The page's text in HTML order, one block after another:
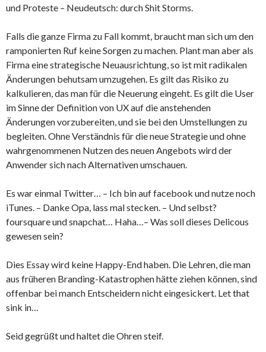
und Proteste – Neudeutsch: durch Shit Storms.
Falls die ganze Firma zu Fall kommt, braucht man sich um den
ramponierten Ruf keine Sorgen zu machen. Plant man aber als
Firma eine strategische Neuausrichtung, so ist mit radikalen
Änderungen behutsam umzugehen. Es gilt das Risiko zu
kalkulieren, das man für die Neuerung eingeht. Es gilt die User
im Sinne der Definition von UX auf die anstehenden
Änderungen vorzubereiten, und sie bei den Umstellungen zu
begleiten. Ohne Verständnis für die neue Strategie und ohne
wahrgenommenen Nutzen des neuen Angebots wird der
Anwender sich nach Alternativen umschauen.
Es war einmal Twitter… – Ich bin auf facebook und nutze noch
iTunes. – Danke Opa, lass mal stecken. – Und selbst?
foursquare und snapchat… Haha…– Was soll dieses Delicous
gewesen sein?
Dies Essay wird keine Happy-End haben. Die Lehren, die man
aus früheren Branding-Katastrophen hätte ziehen können, sind
offenbar bei manch Entscheidern nicht eingesickert. Let that
sink in…
Seid gegrüßt und haltet die Ohren steif.